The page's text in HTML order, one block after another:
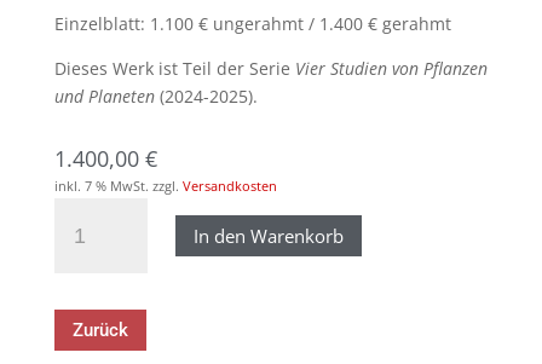
Einzelblatt: 1.100 € ungerahmt / 1.400 € gerahmt
Dieses Werk ist Teil der Serie Vier Studien von Pflanzen
und Planeten(2024-2025).
1.400,00 €
inkl. 7 % MwSt. zzgl. Versandkosten
Patrick
Mondsicheln,
2024-
2025
In den Warenkorb
Zurück